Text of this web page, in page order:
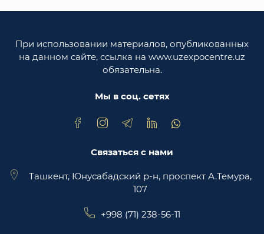
Законодательная палата Олий Мажлиса
Министерство юстиции Республики
Узбекистан
торговая площадка Trade Uzbekistan
При использовании материалов, опубликованных
на данном сайте, ссылка на www.uzexpocentre.uz
обязательна.
Мы в соц. сетях
Связаться с нами
Ташкент, Юнусабадский р-н, проспект А.Темура,
107
+998 (71) 238-56-11